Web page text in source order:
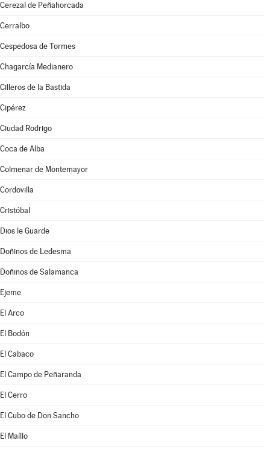
Cerezal de Peñahorcada
Cerralbo
Cespedosa de Tormes
Chagarcía Medianero
Cilleros de la Bastida
Cipérez
Ciudad Rodrigo
Coca de Alba
Colmenar de Montemayor
Cordovilla
Cristóbal
Dios le Guarde
Doñinos de Ledesma
Doñinos de Salamanca
Ejeme
El Arco
El Bodón
El Cabaco
El Campo de Peñaranda
El Cerro
El Cubo de Don Sancho
El Maíllo